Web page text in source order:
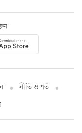
নীতি ও শর্ত